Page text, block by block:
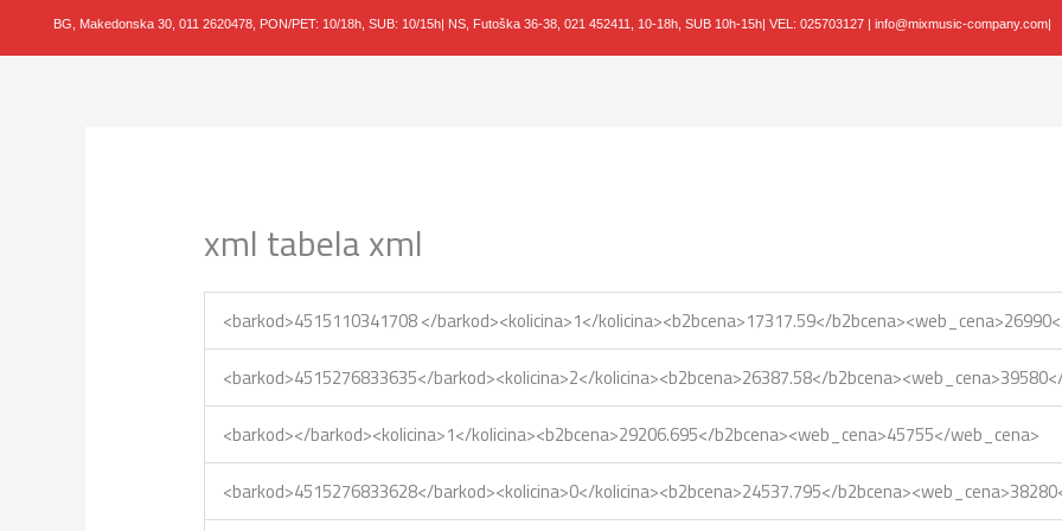
BG, Makedonska 30,011 2620478, PON/PET: 10/18h, SUB: 10/15h| NS, Futoška 36-38,021 452411, 10-18h, SUB 10h-15h| VEL:025703127 |info@mixmusic-company.com|
xml tabela xml
<barkod>4515110341708 </barkod><kolicina>1</kolicina><b2bcena>17317.59</
<barkod>4515276833635</barkod><kolicina>2</kolicina><b2bcena>26387.58</
<barkod></barkod><kolicina>1</kolicina><b2bcena>29206.695</b2bcena><web_cena>45755</web_cena>
<barkod>4515276833628</barkod><kolicina>0</kolicina><b2bcena>24537.795</